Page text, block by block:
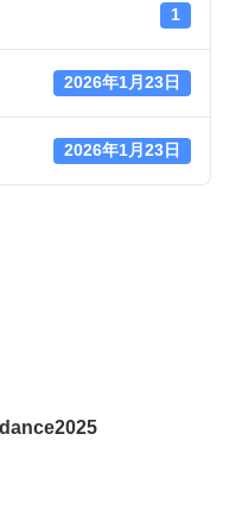
1
2026年1月23日
2026年1月23日
dance2025